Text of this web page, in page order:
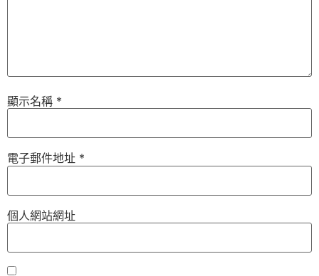
顯示名稱 *
電子郵件地址 *
個人網站網址